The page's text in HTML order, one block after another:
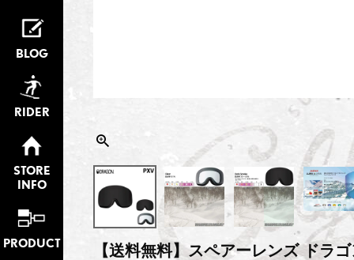
BLOG
RIDER
STORE
INFO
PRODUCT 【送料無料】スペアーレンズ ドラ